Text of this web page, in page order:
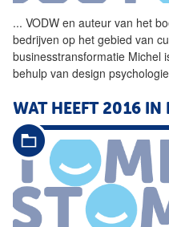
... VODW en auteur van het
bedrijven op het gebied van
businesstransformatie Michel
behulp van design psychologie
WAT HEEFT 2016 IN